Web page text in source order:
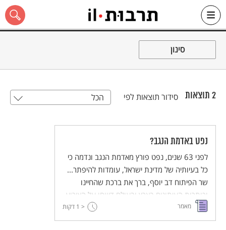
Skip
כל האתר
סינון
2 תוצאות סידור תוצאות לפי הכל
נפט באדמת הנגב?
לפני 63 שנים, נפט פורץ מאדמת הנגב ונדמה כי
כל בעיותיה של מדינת ישראל, עומדות להיפתר...
שר הפיתוח דב יוסף, ברך את ברכת שהחיינו
וכותרות העיתונים בארץ ובעולם דיווחו על האירוע
המרגש. חודש לאחר מכן, התבררה התמונה
האמתית...
מאמר < 1 דקות